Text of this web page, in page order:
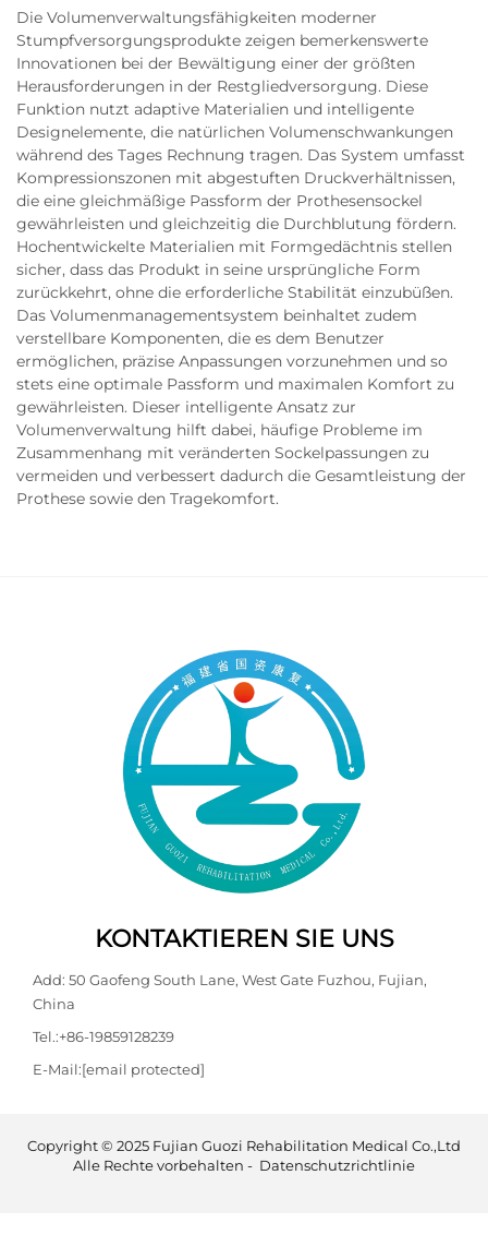
Die Volumenverwaltungsfähigkeiten moderner
Stumpfversorgungsprodukte zeigen bemerkenswerte
Innovationen bei der Bewältigung einer der größten
Herausforderungen in der Restgliedversorgung. Diese
Funktion nutzt adaptive Materialien und intelligente
Designelemente, die natürlichen Volumenschwankungen
während des Tages Rechnung tragen. Das System umfasst
Kompressionszonen mit abgestuften Druckverhältnissen,
die eine gleichmäßige Passform der Prothesensockel
gewährleisten und gleichzeitig die Durchblutung fördern.
Hochentwickelte Materialien mit Formgedächtnis stellen
sicher, dass das Produkt in seine ursprüngliche Form
zurückkehrt, ohne die erforderliche Stabilität einzubüßen.
Das Volumenmanagementsystem beinhaltet zudem
verstellbare Komponenten, die es dem Benutzer
ermöglichen, präzise Anpassungen vorzunehmen und so
stets eine optimale Passform und maximalen Komfort zu
gewährleisten. Dieser intelligente Ansatz zur
Volumenverwaltung hilft dabei, häufige Probleme im
Zusammenhang mit veränderten Sockelpassungen zu
vermeiden und verbessert dadurch die Gesamtleistung der
Prothese sowie den Tragekomfort.
KONTAKTIEREN SIE UNS
Add: 50 Gaofeng South Lane, West Gate Fuzhou, Fujian,
China
Tel.:+86-19859128239
E-Mail:[email protected]
Copyright © 2025 Fujian Guozi Rehabilitation Medical Co.,Ltd
Alle Rechte vorbehalten - Datenschutzrichtlinie